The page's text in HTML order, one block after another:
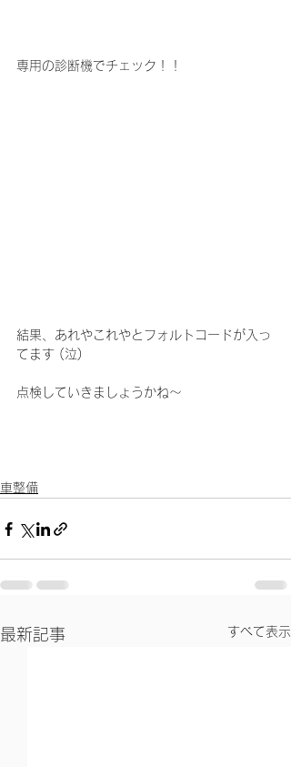
専用の診断機でチェック！！
結果、あれやこれやとフォルトコードが入っ
てます (泣)
点検していきましょうかね～
車整備
最新記事 すべて表示